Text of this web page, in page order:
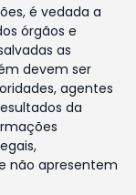
é vedada a
órgãos e
as
devem ser
agentes
da
não apresentem